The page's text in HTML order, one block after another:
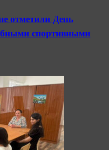
отметили День
спортивными